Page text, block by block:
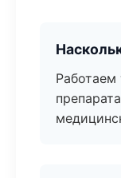
Работаем